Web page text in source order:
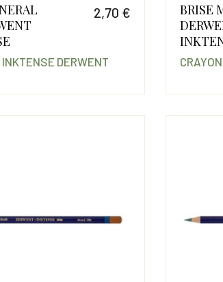
2,70 €
INKTENSE DERWENT
BRISE